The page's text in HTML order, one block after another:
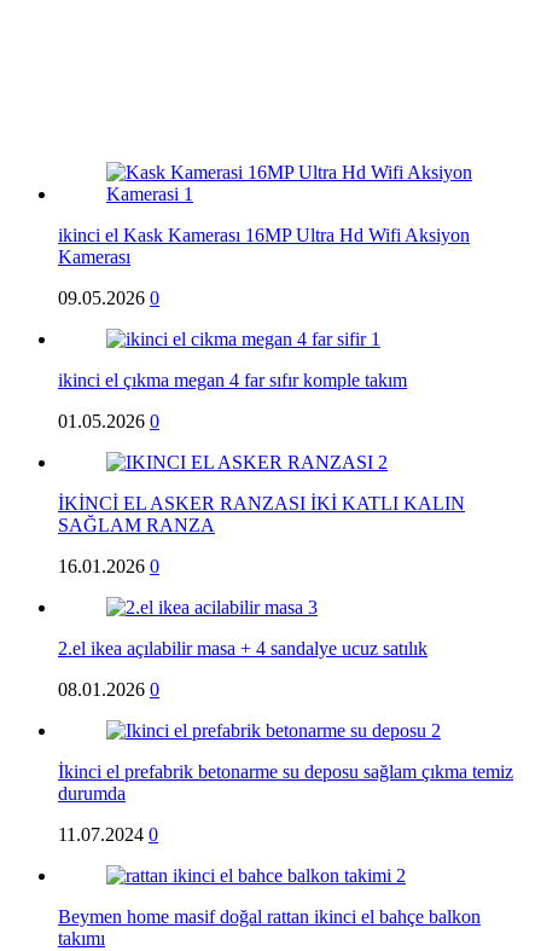
ikinci el Kask Kamerası 16MP Ultra Hd Wifi Aksiyon
Kamerası
09.05.2026 0
ikinci el çıkma megan 4 far sıfır komple takım
01.05.2026 0
İKİNCİ EL ASKER RANZASI İKİ KATLI KALIN
SAĞLAM RANZA
16.01.2026 0
2.el ikea açılabilir masa + 4 sandalye ucuz satılık
08.01.2026 0
İkinci el prefabrik betonarme su deposu sağlam çıkma temiz
durumda
11.07.2024 0
Beymen home masif doğal rattan ikinci el bahçe balkon
takımı